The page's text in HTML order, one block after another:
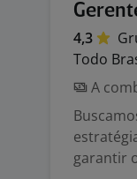
4,3
Todo
A
garantir